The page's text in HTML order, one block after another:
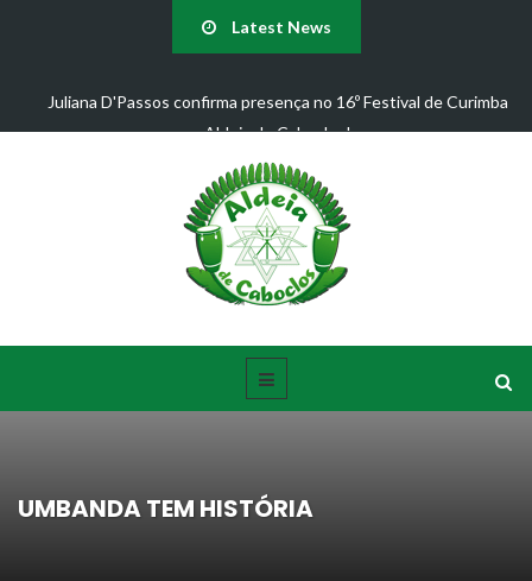
Latest News
Juliana D'Passos confirma presença no 16º Festival de Curimba
Aldeia de Caboclos!
UMBANDA TEM HISTÓRIA